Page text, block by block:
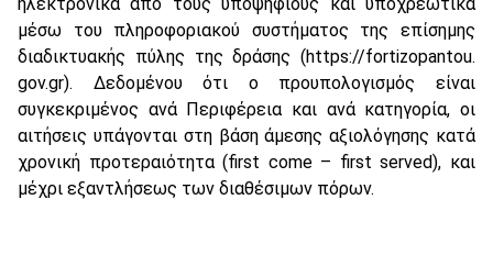
μέσω του πληροφοριακού συστήματος της επίσημης
διαδικτυακής πύλης της δράσης (https://fortizopantou.
gov.gr). Δεδομένου ότι ο προυπολογισμός είναι
συγκεκριμένος ανά Περιφέρεια και ανά κατηγορία, οι
αιτήσεις υπάγονται στη βάση άμεσης αξιολόγησης κατά
χρονική προτεραιότητα (first come – first served), και
μέχρι εξαντλήσεως των διαθέσιμων πόρων.